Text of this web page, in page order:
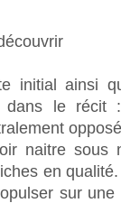
initial ainsi
le récit
naitre sous
en
sur